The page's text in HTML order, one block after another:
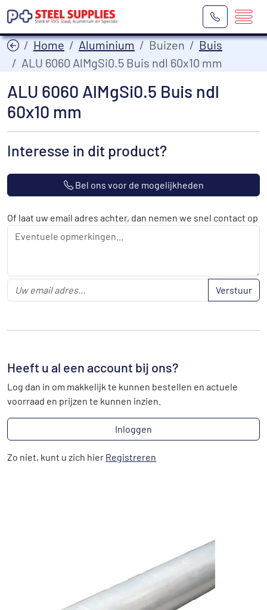
Home Aluminium Buizen
Buis
ALU 6060 AlMgSi0.5 Buis ndl 60x10 mm
ALU 6060 AlMgSi0.5 Buis ndl
60x10 mm
Interesse in dit product?
Bel ons voor de mogelijkheden
Of laat uw email adres achter, dan nemen we snel contact op
Verstuur
Heeft u al een account bij ons?
Log dan in om makkelijk te kunnen bestellen en actuele
voorraad en prijzen te kunnen inzien.
Inloggen
Zo niet, kunt u zich hier Registreren